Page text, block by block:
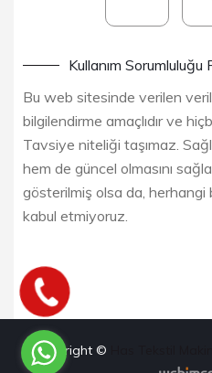
Kullanım Sorumluluğu
Bu web sitesinde verilen
bilgilendirme amaçlıdır ve
Tavsiye niteliği taşımaz.
hem de güncel olmasını
gösterilmiş olsa da, herhangi
kabul etmiyoruz.
Copyright ©